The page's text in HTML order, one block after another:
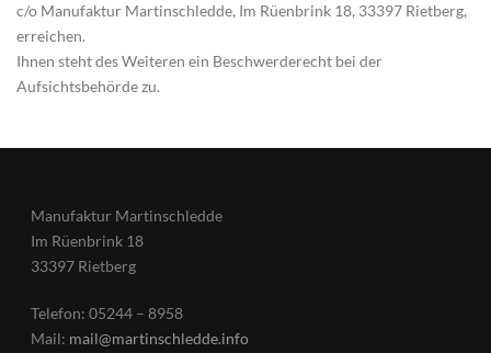
c/o Manufaktur Martinschledde, Im Rüenbrink 18, 33397 Rietberg,
erreichen.
Ihnen steht des Weiteren ein Beschwerderecht bei der
Aufsichtsbehörde zu.
Manufaktur Martinschledde
Im Rüenbrink 18
33397 Rietberg
Telefon: 05244 – 8958
Mail: mail@martinschledde.info